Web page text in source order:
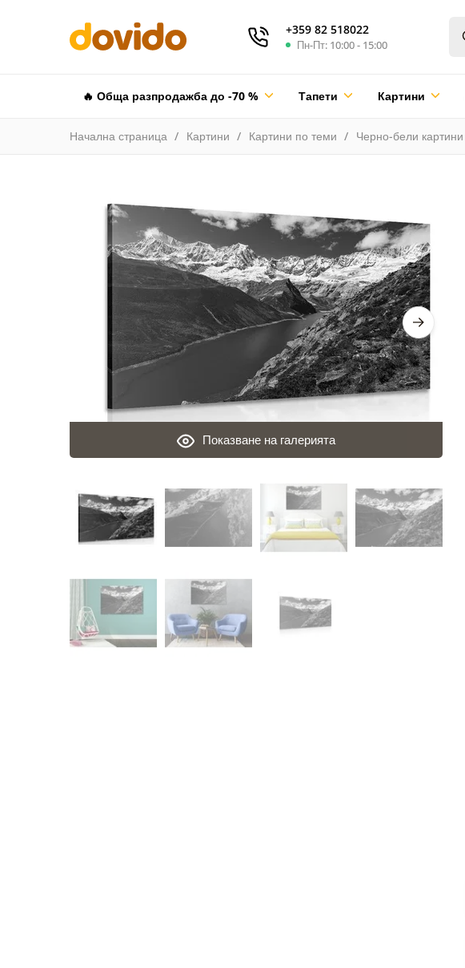
+359 82 518022
Пн-Пт: 10:00 - 15:00
🔥 Обща разпродажба до -70 % Тапети Картини
Начална страница Картини Картини по теми Черно-бели картини
Показване на галерията